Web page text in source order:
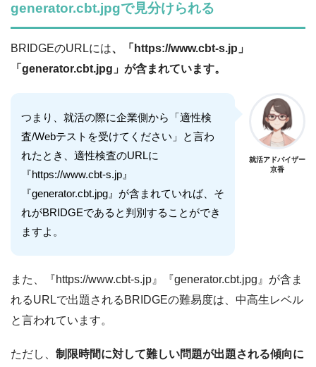
generator.cbt.jpgで見分けられる
BRIDGEのURLには、「https://www.cbt-s.jp」
「generator.cbt.jpg」が含まれています。
つまり、就活の際に企業側から「適性検
査/Webテストを受けてください」と言わ
れたとき、適性検査のURLに
『https://www.cbt-s.jp』
『generator.cbt.jpg』が含まれていれば、そ
れがBRIDGEであると判別することができ
ますよ。
就活アドバイザー
京香
また、『https://www.cbt-s.jp』『generator.cbt.jpg』が含ま
れるURLで出題されるBRIDGEの難易度は、中高生レベル
と言われています。
ただし、 制限時間に対して難しい問題が出題される傾向に